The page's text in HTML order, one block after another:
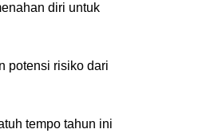
diri untuk
potensi risiko dari
tempo tahun ini